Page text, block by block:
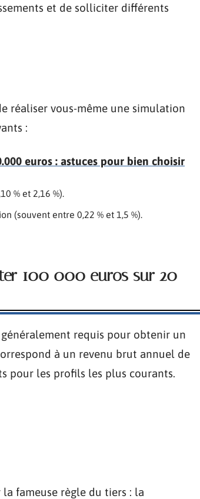
et de solliciter différents
réaliser vous-même une simulation
:
euros : astuces pour bien choisir
% et 2,16 %).
(souvent entre 0,22 % et 1,5 %).
100 000 euros sur 20
requis pour obtenir un
à un revenu brut annuel de
pour les profils les plus courants.
fameuse règle du tiers : la